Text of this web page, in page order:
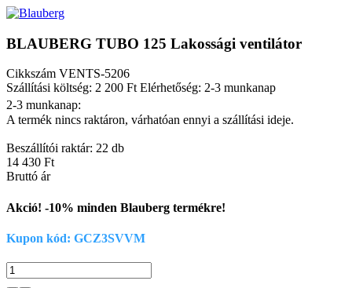
BLAUBERG TUBO 125 Lakossági ventilátor
Cikkszám VENTS-5206
Szállítási költség: 2 200 FtElérhetőség: 2-3 munkanap
2-3 munkanap:
A termék nincs raktáron, várhatóan ennyi a szállítási ideje.
Beszállítói raktár: 22 db
14 430 Ft
Bruttó ár
Akció! -10% minden Blauberg termékre!
Kupon kód: GCZ3SVVM